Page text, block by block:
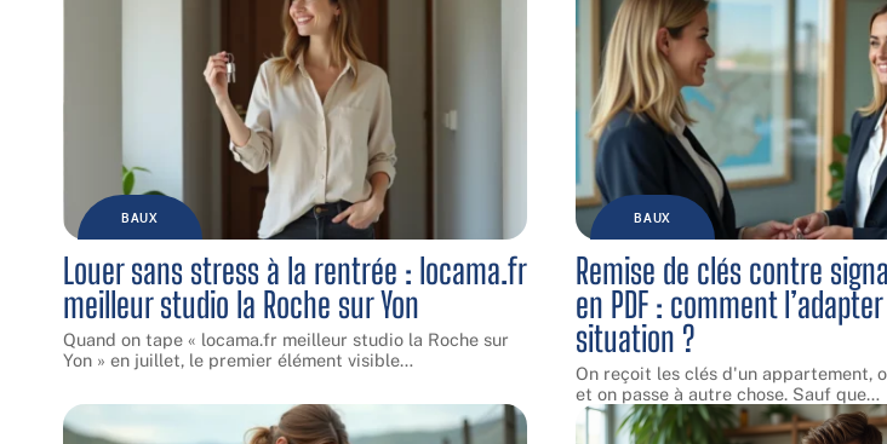
BAUX
Louer sans stress à la rentrée : locama.fr
meilleur studio la Roche sur Yon
Quand on tape « locama.fr meilleur studio la Roche sur
Yon » en juillet, le premier élément visible…
BAUX
Remise de clés contre
en PDF : comment
situation ?
On reçoit les clés d'un appartement,
et on passe à autre chose. Sauf que…